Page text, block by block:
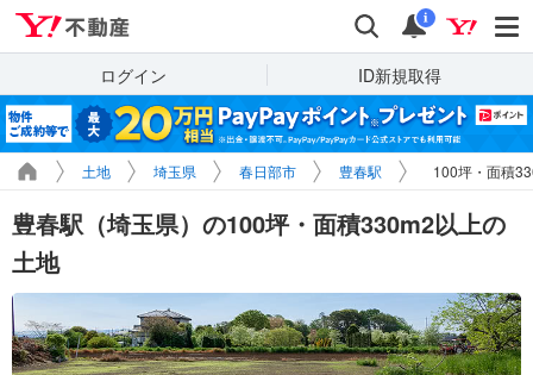
検索 通知
i
ログイン ID新規取得
土地 埼玉県 春日部市 豊春駅 100坪・面積
豊春駅（埼玉県）の100坪・面積330m2以上の
土地